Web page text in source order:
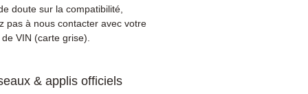
:Avant commande,
la référence moteur E83
carte grise ou
par WhatsApp au
doute sur la compatibilité,
pas à nous contacter avec votre
VIN (carte grise).
& applis officiels